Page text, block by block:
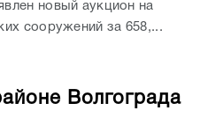
новый аукцион на
сооружений за 658,...
Волгограда